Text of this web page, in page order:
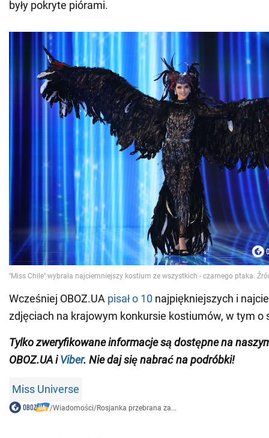
były pokryte piórami.
Wcześniej OBOZ.UA pisał o 10 najpiękniejszych i
zdjęciach na krajowym konkursie kostiumów, w tym o
Tylkozweryfikowane informacje są dostępne na
OBOZ.UA iViber. Nie daj się nabrać na podróbki!
Miss Universe
/Wiadomości/Rosjanka przebrana za...